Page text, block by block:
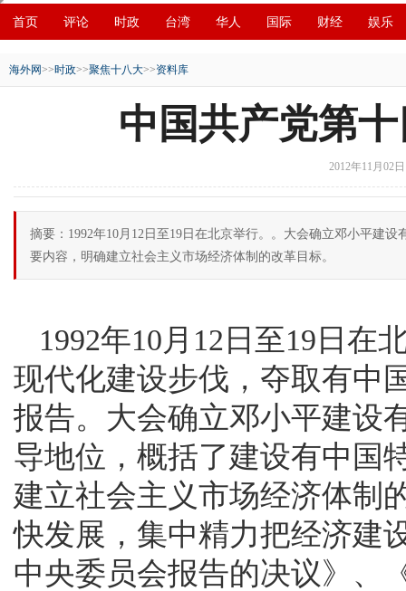
首页 评论 时政 台湾 华人 国际 财经 娱乐
海外网>>时政>>聚焦十八大>>资料库
中国共产党第
2012年11月02
摘要：1992年10月12日至19日在北京举行。。大会确立邓小平建
要内容，明确建立社会主义市场经济体制的改革目标。
1992年10月12日至19日在
现代化建设步伐，夺取有中
报告。大会确立邓小平建设
导地位，概括了建设有中国
建立社会主义市场经济体制
快发展，集中精力把经济建
中央委员会报告的决议》、